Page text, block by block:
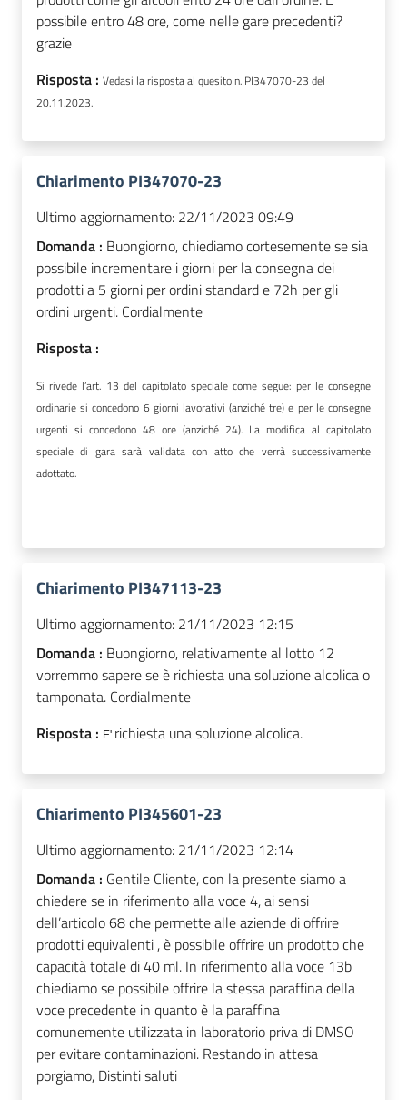
possibile entro 48 ore, come nelle gare precedenti?
grazie
Risposta : Vedasi la risposta al quesito n. PI347070-23 del
20.11.2023.
Chiarimento PI347070-23
Ultimo aggiornamento: 22/11/2023 09:49
Domanda : Buongiorno, chiediamo cortesemente se sia
possibile incrementare i giorni per la consegna dei
prodotti a 5 giorni per ordini standard e 72h per gli
ordini urgenti. Cordialmente
Risposta :
Si rivede l’art. 13 del capitolato speciale come segue: per le consegne
ordinarie si concedono 6 giorni lavorativi (anziché tre) e per le consegne
urgenti si concedono 48 ore (anziché 24). La modifica al capitolato
speciale di gara sarà validata con atto che verrà successivamente
adottato.
Chiarimento PI347113-23
Ultimo aggiornamento: 21/11/2023 12:15
Domanda : Buongiorno, relativamente al lotto 12
vorremmo sapere se è richiesta una soluzione alcolica o
tamponata. Cordialmente
Risposta : E' richiesta una soluzione alcolica.
Chiarimento PI345601-23
Ultimo aggiornamento: 21/11/2023 12:14
Domanda : Gentile Cliente, con la presente siamo a
chiedere se in riferimento alla voce 4, ai sensi
dell’articolo 68 che permette alle aziende di offrire
prodotti equivalenti , è possibile offrire un prodotto che
capacità totale di 40 ml. In riferimento alla voce 13b
chiediamo se possibile offrire la stessa paraffina della
voce precedente in quanto è la paraffina
comunemente utilizzata in laboratorio priva di DMSO
per evitare contaminazioni. Restando in attesa
porgiamo, Distinti saluti